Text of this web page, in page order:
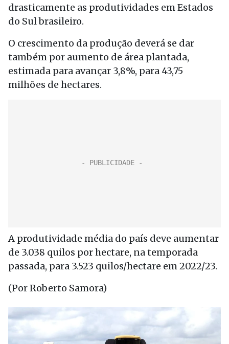
drasticamente as produtividades em Estados
do Sul brasileiro.
O crescimento da produção deverá se dar
também por aumento de área plantada,
estimada para avançar 3,8%, para 43,75
milhões de hectares.
A produtividade média do país deve aumentar
de 3.038 quilos por hectare, na temporada
passada, para 3.523 quilos/hectare em 2022/23.
(Por Roberto Samora)